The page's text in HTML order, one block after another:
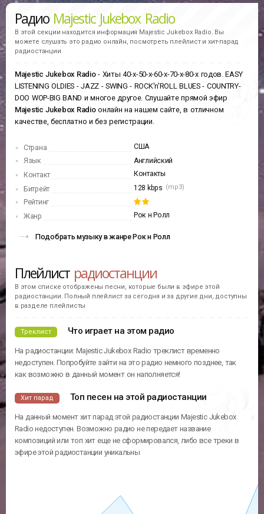
Радио Majestic Jukebox Radio
В этой секции находится информация Majestic Jukebox Radio. Вы
можете слушать это радио онлайн, посмотреть плейлист и хит-парад
радиостанции
Majestic Jukebox Radio- Хиты 40-х-50-х-60-х-70-х-80-х годов. EASY
LISTENING OLDIES - JAZZ - SWING - ROCK'n'ROLL BLUES - COUNTRY-
DOO WOP-BIG BAND и многое другое. Слушайте прямой эфир
Majestic Jukebox Radioонлайн на нашем сайте, в отличном
качестве, бесплатно и без регистрации.
Страна
США
Язык
Английский
Контакт
Контакты
Битрейт
128 kbps (mp3)
Рейтинг
Жанр
Рок н Ролл
Подобрать музыку в жанре Рок н Ролл
Плейлист радиостанции
В этом списке отображены песни, которые были в эфире этой
радиостанции. Полный плейлист за сегодня и за другие дни, доступны
в разделе плейлисты
Треклист Что играет на этом радио
На радиостанции: Majestic Jukebox Radio треклист временно
недоступен. Попробуйте зайти на это радио немного позднее, так
как возможно в данный момент он наполняется!
Хит парад Топ песен на этой радиостанции
На данный момент хит парад этой радиостанции Majestic Jukebox
Radio недоступен. Возможно радио не передает название
композиций или топ хит еще не сформировался, либо все треки в
эфире этой радиостанции уникальны